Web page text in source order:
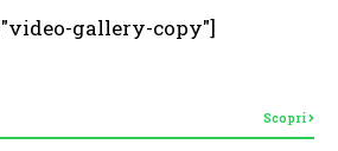
gallery-copy"]
Scopri